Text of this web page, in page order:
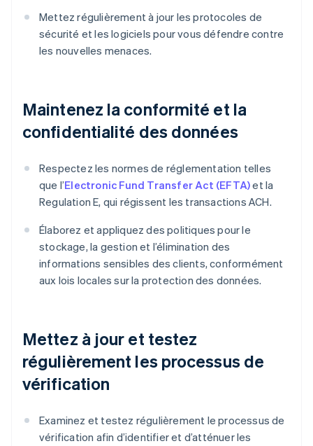
Mettez régulièrement à jour les protocoles de
sécurité et les logiciels pour vous défendre contre
les nouvelles menaces.
Maintenez la conformité et la
confidentialité des données
Respectez les normes de réglementation telles
que l’Electronic Fund Transfer Act (EFTA)et la
Regulation E, qui régissent les transactions ACH.
Élaborez et appliquez des politiques pour le
stockage, la gestion et l’élimination des
informations sensibles des clients, conformément
aux lois locales sur la protection des données.
Mettez à jour et testez
régulièrement les processus de
vérification
Examinez et testez régulièrement le processus de
vérification afin d’identifier et d’atténuer les